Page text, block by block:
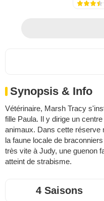
Synopsis & Info
Vétérinaire, Marsh Tracy
fille Paula. Il y dirige un
animaux. Dans cette réserve
la faune locale de
très vite à Judy, une guenon
atteint de strabisme.
4 Saisons